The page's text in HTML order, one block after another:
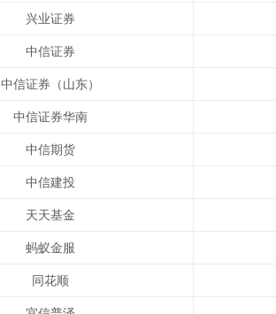
兴业证券
中信证券
中信证券（山东）
中信证券华南
中信期货
中信建投
天天基金
蚂蚁金服
同花顺